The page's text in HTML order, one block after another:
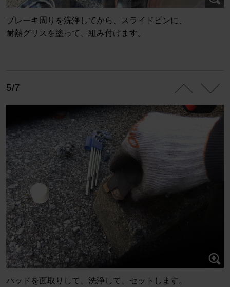
ブレーキ周りを洗浄してから、スライドピンに、
耐熱グリスを塗って、組み付けます。
5/7
パッドを面取りして、洗浄して、セットします。